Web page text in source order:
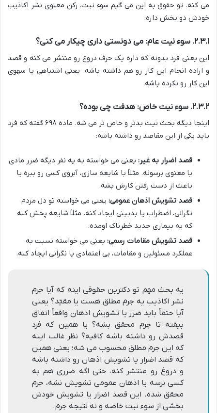
می کنه. تو حقوق به این می گیم سوء نیت. رکن معنوی نشر اکاذیب
خودش دو بخش داره:
۲.۳.۱. سوء نیت عام: می دونستی داری چیکار می کنی؟
این یعنی فرد بدونه که داره یک حرف دروغ رو منتشر می کنه و قصد
و اراده انجام این کار رو هم داشته باشه. یعنی اشتباهی یا سهوی
این کار رو نکرده باشه.
۲.۳.۲. سوء نیت خاص: هدفت چی بوده؟
اینجا دیگه بحث نیت بدتر و خاص تر می شه. ماده ۶۹۸ گفته که فرد
باید یکی از این مقاصد رو داشته باشه:
قصد اضرار به غیر: یعنی می خواسته به یه نفر دیگه ضرر مادی
یا معنوی برسونه. مثلاً با شایعه سازی، آبروی کسی رو ببره یا
باعث از دست رفتن کارش بشه.
قصد تشویش اذهان عمومی: یعنی می خواسته تو دل مردم
نگرانی، اضطراب یا بدبینی ایجاد کنه. مثلاً شایعه پخش کنه
که یه بیماری جدید خطرناک اومده.
قصد تشویش مقامات رسمی: یعنی می خواسته نسبت به
عملکرد مسئولین و مقامات، بی اعتمادی یا نگرانی ایجاد کنه.
یه بحث مهم تو دکترین حقوقی اینه که آیا جرم
نشر اکاذیب یه جرم مطلق هست یا مقیّد؟ یعنی
آیا حتماً باید ضرر یا تشویش اذهان واقعاً اتفاق
بیفته تا جرم محقق بشه؟ یا همین که فرد
قصدش رو داشته باشه کافیه؟ نظر غالب اینه
که این جرم مطلق محسوب می شه؛ یعنی همین
که قصد اضرار یا تشویش اذهان رو داشته باشه
و دروغ رو منتشر کنه، حتی اگه ضرری هم به
کسی نرسه یا اذهان عمومی تشویش نشه، جرم
محقق شده. این قصد اضرار یا تشویش خودش
بخشی از سوء نیت خاصه و نه نتیجه جرم.